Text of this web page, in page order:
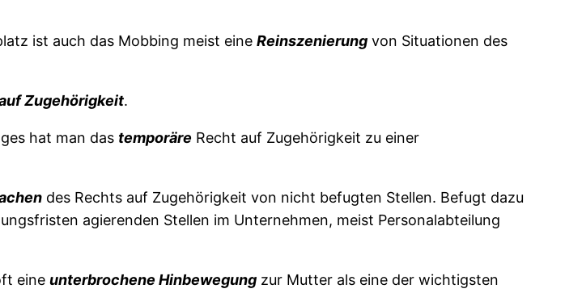
ist auch das Mobbing meist eine Reinszenierung von Situationen des
Zugehörigkeit.
hat man das temporäre Recht auf Zugehörigkeit zu einer
des Rechts auf Zugehörigkeit von nicht befugten Stellen. Befugt dazu
agierenden Stellen im Unternehmen, meist Personalabteilung
eine unterbrochene Hinbewegung zur Mutter als eine der wichtigsten